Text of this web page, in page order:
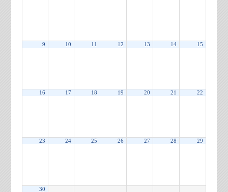
9 10 11 12 13 14 15
16 17 18 19 20 21 22
23 24 25 26 27 28 29
30